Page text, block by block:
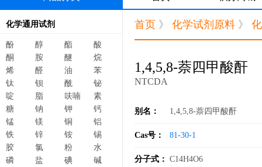
化学通用试剂
酚 醇 酯
酸
酮
胺 醚
烷
烯
醛 油
苯
钛
钡 酰
铋
啶
脂 呋喃
素
糖
钠 钾
钙
锰
镁 铜
铝
铁
锌 铵
锡
胶
氯 粉
水
磷
盐 碘
碱
首页 》 化学试剂原料 》
1,4,5,8-萘四甲酸酐
NTCDA
别名： 1,4,5,8-萘四甲酸酐
Cas号： 81-30-1
分子式： C14H4O6